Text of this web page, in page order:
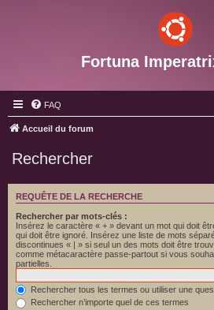
Fortuna
FAQ
Accueil du forum
Rechercher
REQUÊTE DE LA RECHERCHE
Rechercher par mots-clés :
Insérez le caractère « + » devant un mot qui doit
qui doit être ignoré. Insérez une liste de mots
discontinues « | » si seul un des mots doit être
comme métacaractère passe-partout si vous
partielles.
Rechercher tous les termes ou utiliser une
Rechercher n’importe quel de ces termes